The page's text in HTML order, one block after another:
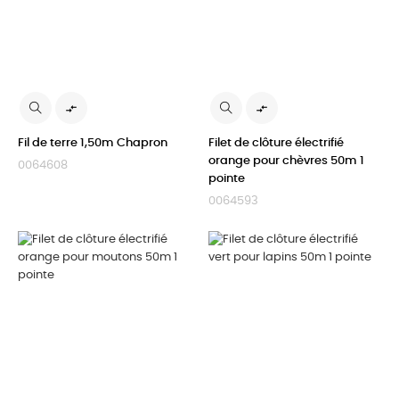

Fil de terre 1,50m Chapron
0064608

Filet de clôture électrifié
orange pour chèvres 50m 1
pointe
0064593